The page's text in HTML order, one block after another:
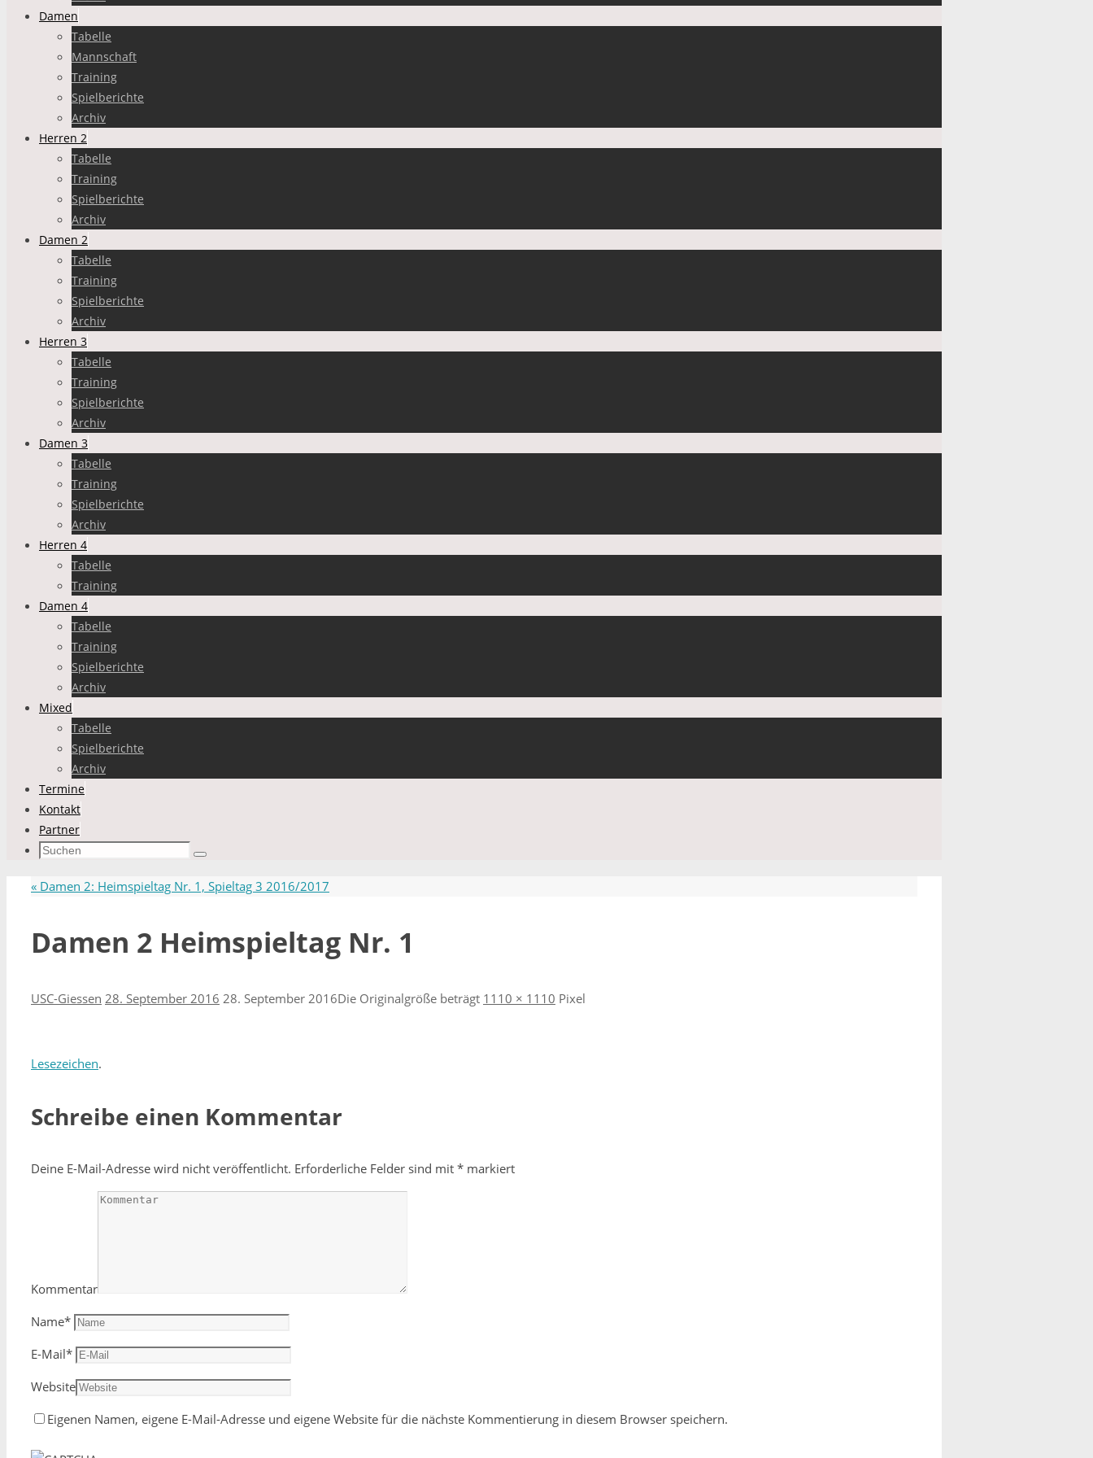
Damen
Tabelle
Mannschaft
Training
Spielberichte
Archiv
Herren 2
Tabelle
Training
Spielberichte
Archiv
Damen 2
Tabelle
Training
Spielberichte
Archiv
Herren 3
Tabelle
Training
Spielberichte
Archiv
Damen 3
Tabelle
Training
Spielberichte
Archiv
Herren 4
Tabelle
Training
Damen 4
Tabelle
Training
Spielberichte
Archiv
Mixed
Tabelle
Spielberichte
Archiv
Termine
Kontakt
Partner
Suchen
Suchen
« Damen 2: Heimspieltag Nr. 1, Spieltag 3 2016/2017
Damen 2 Heimspieltag Nr. 1
USC-Giessen 28. September 2016 28. September 2016Die Originalgröße beträgt 1110 × 1110 Pixel
Lesezeichen.
Schreibe einen Kommentar
Deine E-Mail-Adresse wird nicht veröffentlicht. Erforderliche Felder sind mit * markiert
Kommentar
Name*
E-Mail*
Website
Eigenen Namen, eigene E-Mail-Adresse und eigene Website für die nächste Kommentierung in diesem Browser speichern.